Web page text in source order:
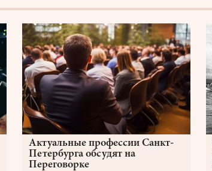
Актуальные профессии Санкт-
Петербурга обсудят на
Переговорке